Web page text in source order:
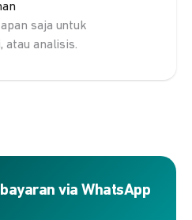
saja untuk
atau analisis.
via WhatsApp